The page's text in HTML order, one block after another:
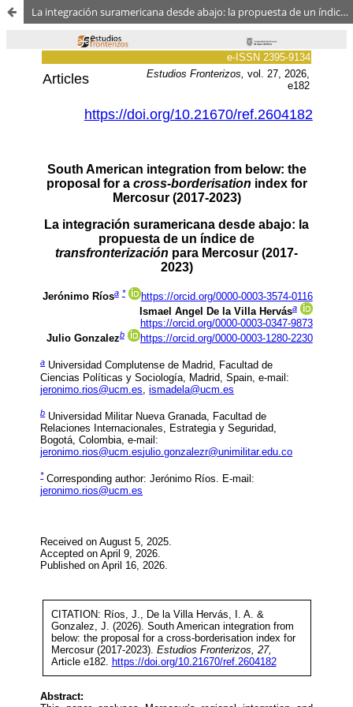
La integración suramericana desde abajo: la propuesta de un índice de transfronterización para Mercosur (2017-2023)